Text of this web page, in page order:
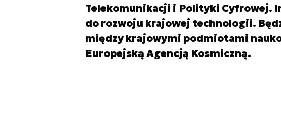
Telekomunikacji i Polityki Cyfrowej.
do rozwoju krajowej technologii.
między krajowymi podmiotami
Europejską Agencją Kosmiczną.